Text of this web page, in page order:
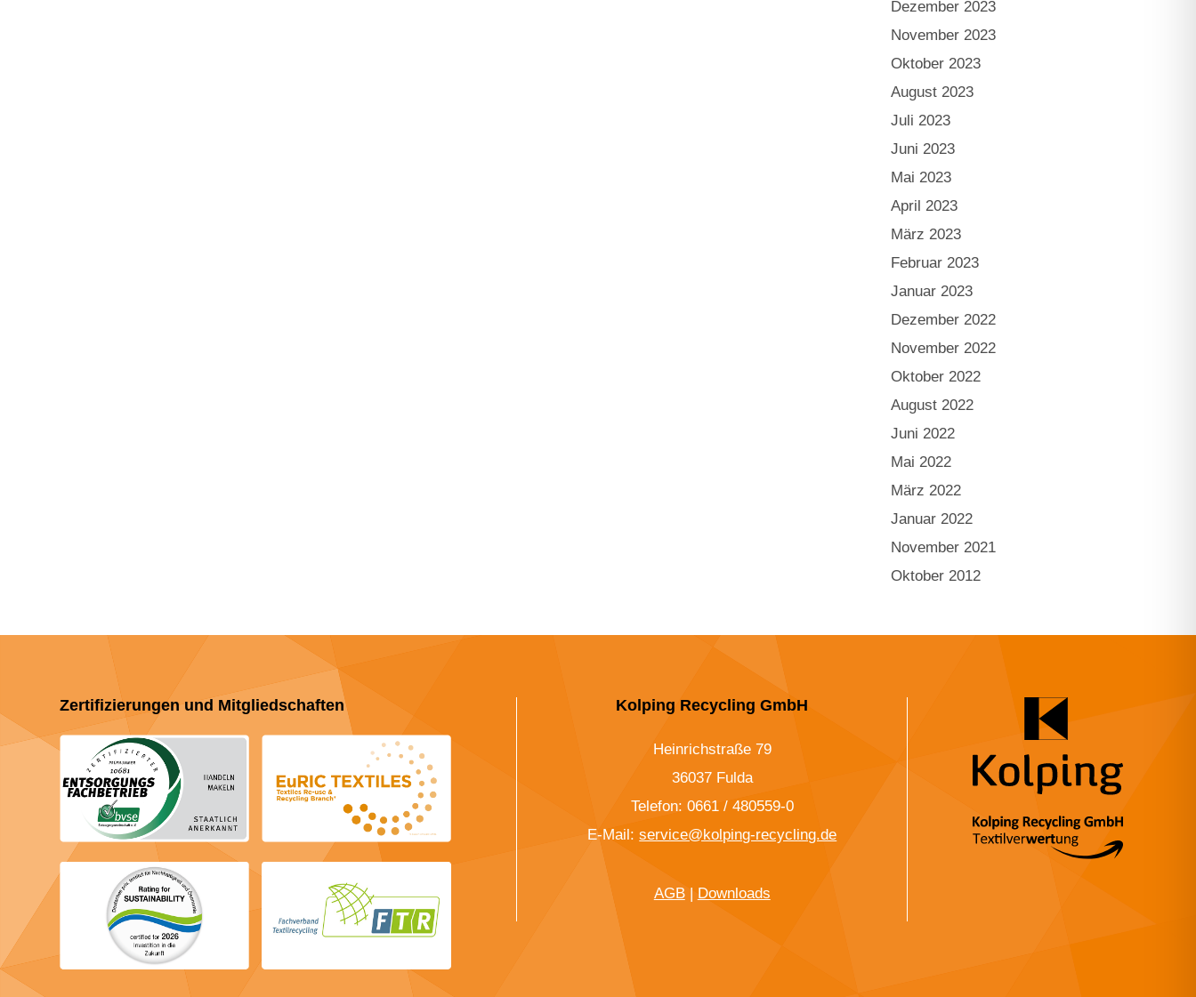
Dezember 2023
November 2023
Oktober 2023
August 2023
Juli 2023
Juni 2023
Mai 2023
April 2023
März 2023
Februar 2023
Januar 2023
Dezember 2022
November 2022
Oktober 2022
August 2022
Juni 2022
Mai 2022
März 2022
Januar 2022
November 2021
Oktober 2012
Zertifizierungen und Mitgliedschaften Kolping Recycling GmbH
Heinrichstraße 79
36037 Fulda
Telefon: 0661 / 480559-0
E-Mail:service@kolping-recycling.de
AGB| Downloads